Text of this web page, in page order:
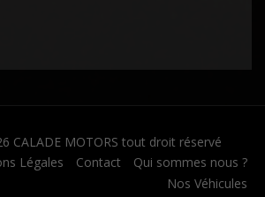
CALADE MOTORS tout droit réservé
Légales
Contact
Qui sommes nous ?
Nos Véhicules